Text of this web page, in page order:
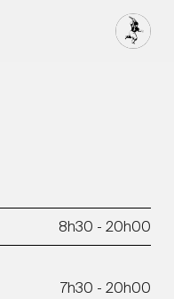
8h30 - 20h00
7h30 - 20h00